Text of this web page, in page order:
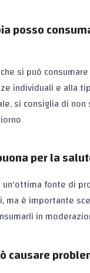
posso
si può
individuali e alla
si consiglia di non
per la
un'ottima fonte di
ma è importante
in
causare